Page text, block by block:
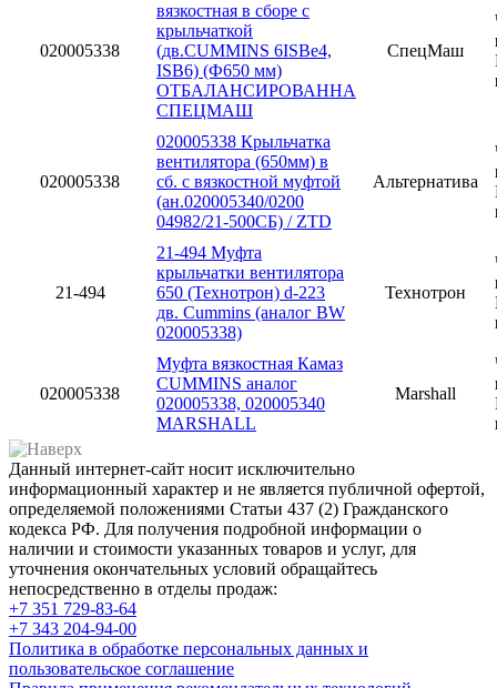
020005338
вязкостная в сборе с
крыльчаткой
(дв.CUMMINS 6ISBe4,
ISB6) (Ф650 мм)
ОТБАЛАНСИРОВАННА
СПЕЦМАШ
СпецМаш
020005338
020005338 Крыльчатка
вентилятора (650мм) в
сб. с вязкостной муфтой
(ан.020005340/0200
04982/21-500СБ) / ZTD
Альтернатива
21-494
21-494 Муфта
крыльчатки вентилятора
650 (Технотрон) d-223
дв. Cummins (аналог BW
020005338)
Технотрон
020005338
Муфта вязкостная Камаз
CUMMINS аналог
020005338, 020005340
MARSHALL
Marshall
Данный интернет-сайт носит исключительно
информационный характер и не является публичной офертой,
определяемой положениями Статьи 437 (2) Гражданского
кодекса РФ. Для получения подробной информации о
наличии и стоимости указанных товаров и услуг, для
уточнения окончательных условий обращайтесь
непосредственно в отделы продаж:
+7 351 729-83-64
+7 343 204-94-00
Политика в обработке персональных данных и
пользовательское соглашение